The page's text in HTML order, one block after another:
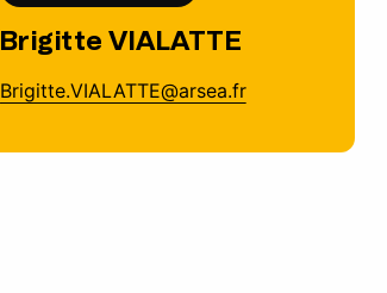
Brigitte VIALATTE
Brigitte.VIALATTE@arsea.fr